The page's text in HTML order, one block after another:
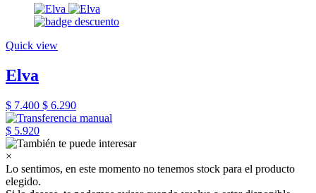
Quick view
Elva
$ 7.400 $ 6.290
$ 5.920
×
Lo sentimos, en este momento no tenemos stock para el producto
elegido.